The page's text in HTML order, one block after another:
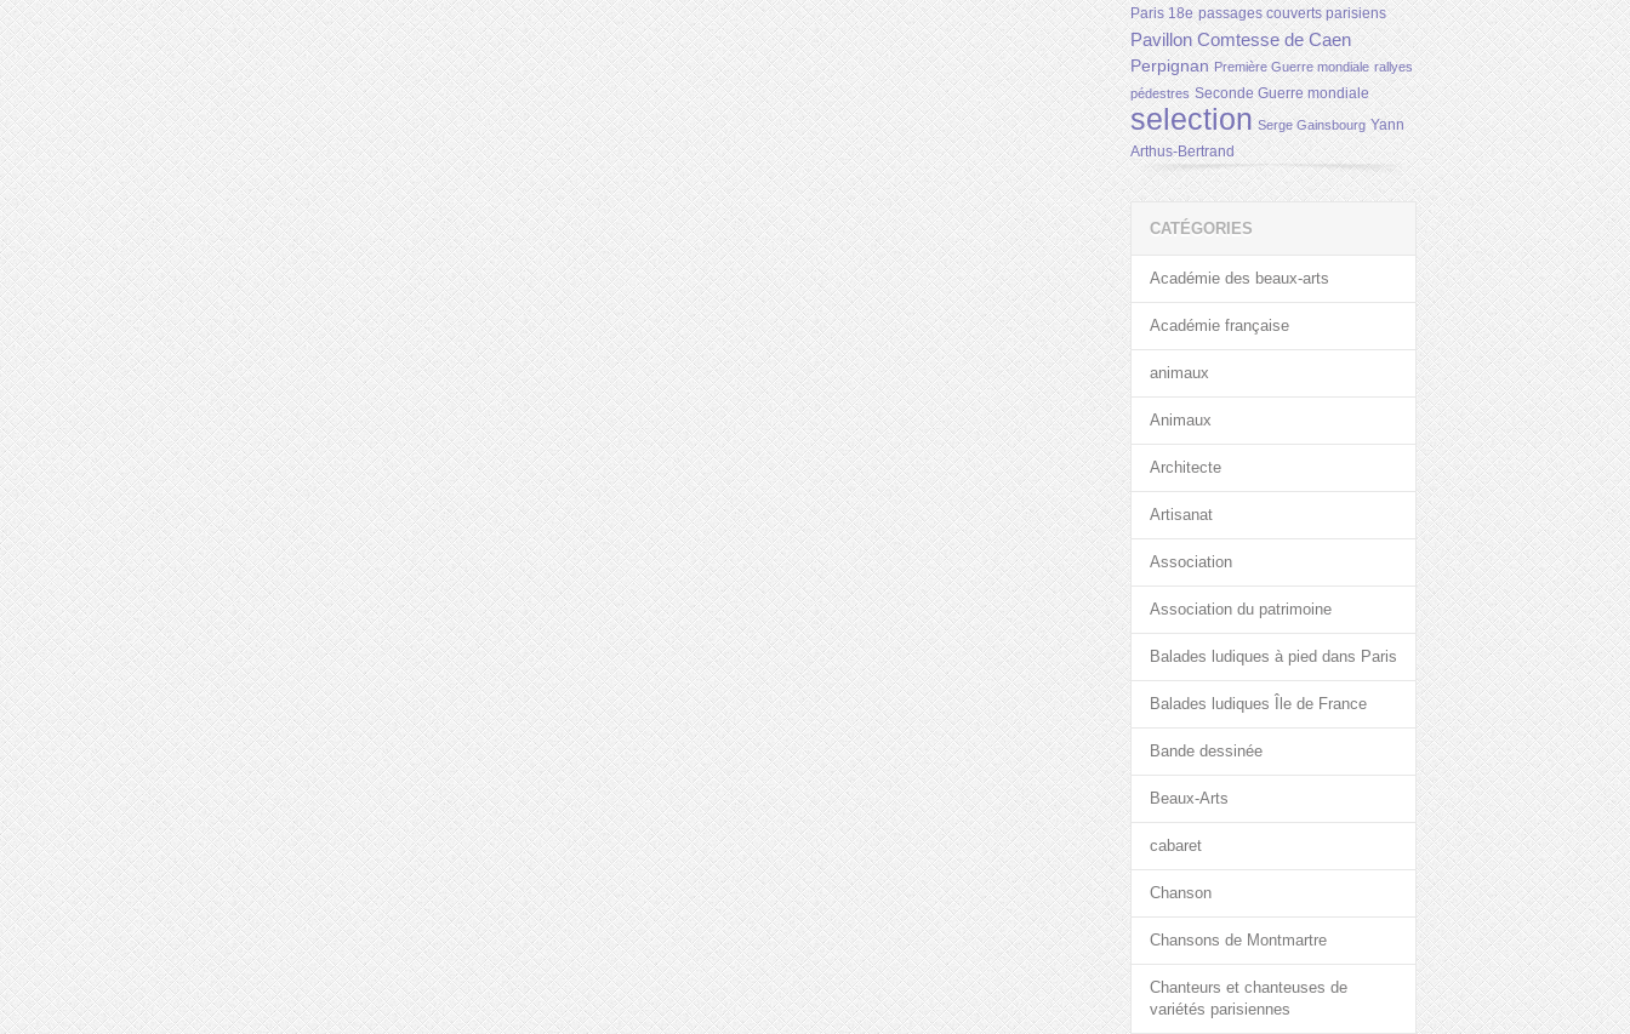
Paris 18e passages couverts parisiens
Pavillon Comtesse de Caen
Perpignan Première Guerre mondiale rallyes
pédestres Seconde Guerre mondiale
selection Serge Gainsbourg Yann
Arthus-Bertrand
CATÉGORIES
Académie des beaux-arts
Académie française
animaux
Animaux
Architecte
Artisanat
Association
Association du patrimoine
Balades ludiques à pied dans Paris
Balades ludiques Île de France
Bande dessinée
Beaux-Arts
cabaret
Chanson
Chansons de Montmartre
Chanteurs et chanteuses de
variétés parisiennes